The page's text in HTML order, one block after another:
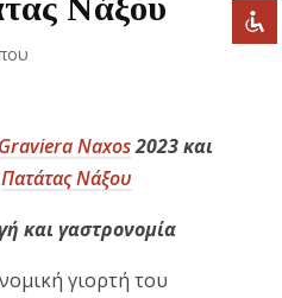
Graviera Naxos2023 και
Πατάτας Νάξου
και γαστρονομία
γιορτή του